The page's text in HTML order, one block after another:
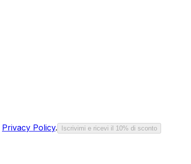
Privacy Policy. Iscrivimi e ricevi il 10% di sconto